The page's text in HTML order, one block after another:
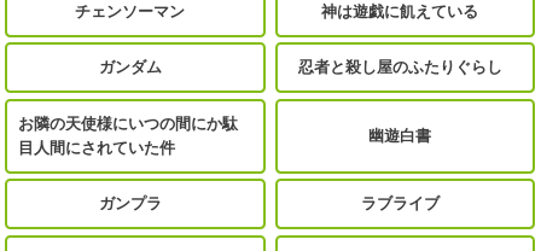
チェンソーマン 神は遊戯に飢えている
ガンダム 忍者と殺し屋のふたりぐらし
お隣の天使様にいつの間にか駄
目人間にされていた件
幽遊白書
ガンプラ ラブライブ